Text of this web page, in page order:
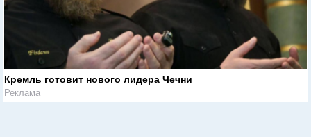
Кремль готовит нового лидера Чечни
Реклама